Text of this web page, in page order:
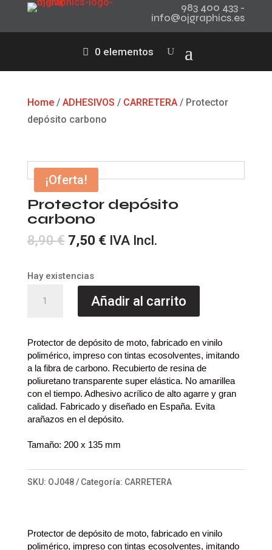
983 400 433 -
info@ojgraphics.es
0 elementos
Home/ ADHESIVOS / CARRETERA/ Protector
depósito carbono
¡Oferta!
Protector depósito
carbono
8,90€ El
original
era:
8,90 €.
7,50 €El
es:
7,50 €.
IVA Incl.
Hay existencias
cantidad
Añadir al carrito
Protector de depósito de moto, fabricado en vinilo
polimérico, impreso con tintas ecosolventes, imitando
a la fibra de carbono. Recubierto de resina de
poliuretano transparente super elástica. No amarillea
con el tiempo. Adhesivo acrílico de alto agarre y gran
calidad. Fabricado y diseñado en España. Evita
arañazos en el depósito.
Tamaño: 200 x 135 mm
SKU: OJ048 Categoría: CARRETERA
Protector de depósito de moto, fabricado en vinilo
polimérico, impreso con tintas ecosolventes, imitando